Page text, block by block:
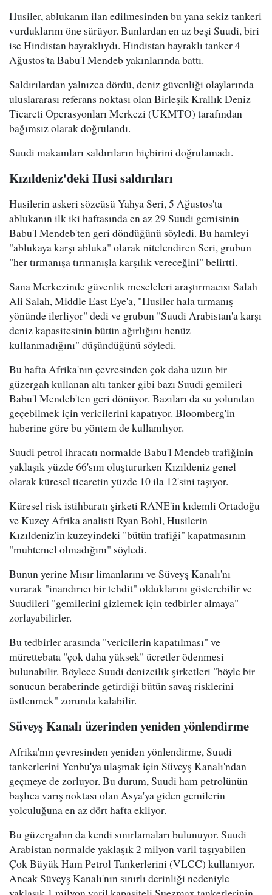
Husiler, ablukanın ilan edilmesinden bu yana sekiz tankeri
vurduklarını öne sürüyor. Bunlardan en az beşi Suudi, biri
ise Hindistan bayraklıydı. Hindistan bayraklı tanker 4
Ağustos'ta Babu'l Mendeb yakınlarında battı.
Saldırılardan yalnızca dördü, deniz güvenliği olaylarında
uluslararası referans noktası olan Birleşik Krallık Deniz
Ticareti Operasyonları Merkezi (UKMTO) tarafından
bağımsız olarak doğrulandı.
Suudi makamları saldırıların hiçbirini doğrulamadı.
Kızıldeniz'deki Husi saldırıları
Husilerin askeri sözcüsü Yahya Seri, 5 Ağustos'ta
ablukanın ilk iki haftasında en az 29 Suudi gemisinin
Babu'l Mendeb'ten geri döndüğünü söyledi. Bu hamleyi
"ablukaya karşı abluka" olarak nitelendiren Seri, grubun
"her tırmanışa tırmanışla karşılık vereceğini" belirtti.
Sana Merkezinde güvenlik meseleleri araştırmacısı Salah
Ali Salah, Middle East Eye'a, "Husiler hala tırmanış
yönünde ilerliyor" dedi ve grubun "Suudi Arabistan'a karşı
deniz kapasitesinin bütün ağırlığını henüz
kullanmadığını" düşündüğünü söyledi.
Bu hafta Afrika'nın çevresinden çok daha uzun bir
güzergah kullanan altı tanker gibi bazı Suudi gemileri
Babu'l Mendeb'ten geri dönüyor. Bazıları da su yolundan
geçebilmek için vericilerini kapatıyor. Bloomberg'in
haberine göre bu yöntem de kullanılıyor.
Suudi petrol ihracatı normalde Babu'l Mendeb trafiğinin
yaklaşık yüzde 66'sını oluştururken Kızıldeniz genel
olarak küresel ticaretin yüzde 10 ila 12'sini taşıyor.
Küresel risk istihbaratı şirketi RANE'in kıdemli Ortadoğu
ve Kuzey Afrika analisti Ryan Bohl, Husilerin
Kızıldeniz'in kuzeyindeki "bütün trafiği" kapatmasının
"muhtemel olmadığını" söyledi.
Bunun yerine Mısır limanlarını ve Süveyş Kanalı'nı
vurarak "inandırıcı bir tehdit" olduklarını gösterebilir ve
Suudileri "gemilerini gizlemek için tedbirler almaya"
zorlayabilirler.
Bu tedbirler arasında "vericilerin kapatılması" ve
mürettebata "çok daha yüksek" ücretler ödenmesi
bulunabilir. Böylece Suudi denizcilik şirketleri "böyle bir
sonucun beraberinde getirdiği bütün savaş risklerini
üstlenmek" zorunda kalabilir.
Süveyş Kanalı üzerinden yeniden yönlendirme
Afrika'nın çevresinden yeniden yönlendirme, Suudi
tankerlerini Yenbu'ya ulaşmak için Süveyş Kanalı'ndan
geçmeye de zorluyor. Bu durum, Suudi ham petrolünün
başlıca varış noktası olan Asya'ya giden gemilerin
yolculuğuna en az dört hafta ekliyor.
Bu güzergahın da kendi sınırlamaları bulunuyor. Suudi
Arabistan normalde yaklaşık 2 milyon varil taşıyabilen
Çok Büyük Ham Petrol Tankerlerini (VLCC) kullanıyor.
Ancak Süveyş Kanalı'nın sınırlı derinliği nedeniyle